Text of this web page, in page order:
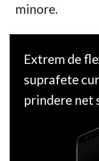
minore.
Extrem de
suprafete
prindere net